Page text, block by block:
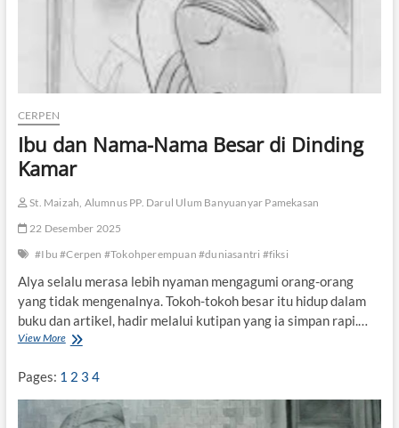
a
m
CERPEN
Ibu dan Nama-Nama Besar di Dinding
Kamar
St. Maizah, Alumnus PP. Darul Ulum Banyuanyar Pamekasan
22 Desember 2025
#Ibu #Cerpen #Tokohperempuan #duniasantri #fiksi
Alya selalu merasa lebih nyaman mengagumi orang-orang
yang tidak mengenalnya. Tokoh-tokoh besar itu hidup dalam
buku dan artikel, hadir melalui kutipan yang ia simpan rapi.…
View MoreI
d
a
n
Pages: 1 2 3 4